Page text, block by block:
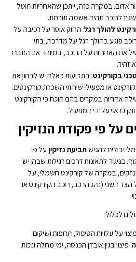
אדום. במקרה כזה, ייתכן שהאחריות תוטל
שגם לרוכב תהיה אשמה תורמת.
להולך רגל: החוק אוסר על רכיבה על
פוגע בהולך רגל על מדרכה, בתי
את האחריות על הרוכב, במיוחד אם התברר
זהיר.
בקורקינט: בתביעות כאלה יש לבחון את
או מפעילי שירותי השכרת קורקינטים.
אחריות במקרים בהם הוכח כי הקורקינט
כראוי על ידי המפעיל.
על פי פקודת הנזיקין
יכולים להגישתביעת נזיקיןעל פי
בניגוד לתאונות דרכים רגילות שבהן יש
במקרה של קורקינט חשמלי, על
השני (נהג הרכב, רוכב הקורקינט או
לכלול:
על עלויות הטיפול, תרופות ושיקום.
: פיצוי בגין אובדן הכנסה, ימי מחלה ונכות